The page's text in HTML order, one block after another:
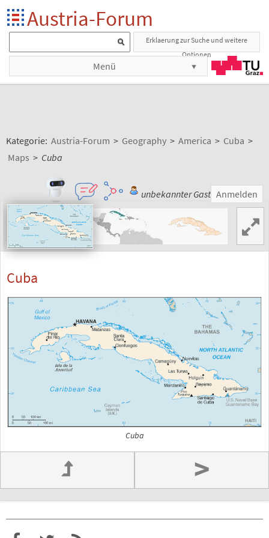
Austria-Forum
Erklaerung zur Suche und weitere
Optionen
Menü
Kategorie: Austria-Forum > Geography > America > Cuba >
Maps > Cuba
unbekannter Gast Anmelden
Cuba
Cuba
>